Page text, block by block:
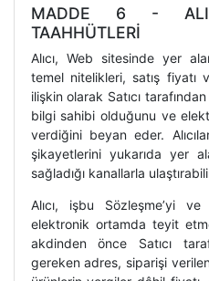
MADDE 6 -
TAAHHÜTLERİ
Alıcı, Web sitesinde yer
temel nitelikleri, satış fiyatı
ilişkin olarak Satıcı
bilgi sahibi olduğunu ve
verdiğini beyan eder.
şikayetlerini yukarıda yer
sağladığı kanallarla
Alıcı, işbu Sözleşme’yi
elektronik ortamda teyit
akdinden önce Satıcı
gereken adres, siparişi